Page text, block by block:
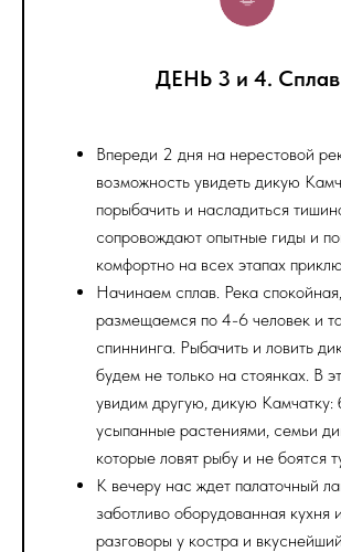
ДЕНЬ 3 и 4. Сплав
Впереди 2 дня на нерестовой
возможность увидеть дикую
порыбачить и насладиться
сопровождают опытные гиды и
комфортно на всех этапах
Начинаем сплав. Река
размещаемся по 4-6 человек и
спиннинга. Рыбачить и ловить
будем не только на стоянках. В
увидим другую, дикую Камчатку:
усыпанные растениями, семьи
которые ловят рыбу и не боятся
К вечеру нас ждет палаточный
заботливо оборудованная кухня
разговоры у костра и